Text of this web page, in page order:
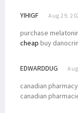
YIHIGF Aug 29,
purchase
cheap buy
EDWARDDUG
canadian
canadian